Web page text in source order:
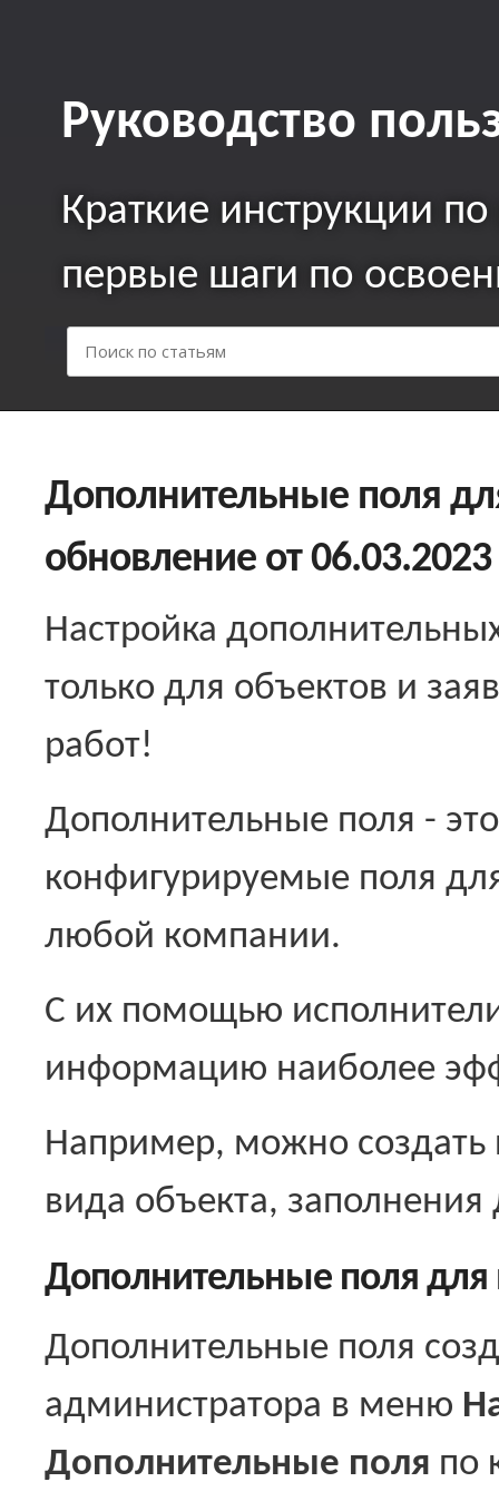
Руководство
Краткие инcтрукции
первые шаги по
Дополнительные поля
обновление от 06.03.2023
Настройка
только для объектов и
работ!
Дополнительные поля -
конфигурируемые поля
любой компании.
С их помощью
информацию наиболее
Например, можно создать
вида объекта,
Дополнительные поля
Дополнительные поля
администратора в меню
Дополнительные поля по